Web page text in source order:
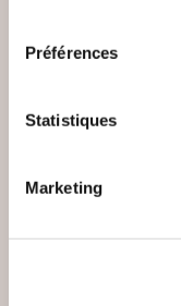
Préférences
Statistiques
Marketing
Jérôme Zenastral
ASTROLOGIE